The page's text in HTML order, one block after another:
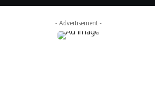
- Advertisement -